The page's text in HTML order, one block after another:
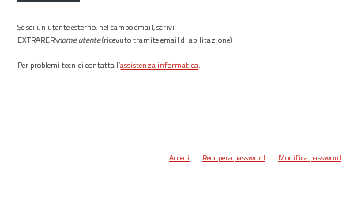
Se sei un utente esterno, nel campo email, scrivi
EXTRARER\nome utente(ricevuto tramite email di abilitazione)
Per problemi tecnici contatta l’assistenza informatica.
Accedi Recupera password Modifica password